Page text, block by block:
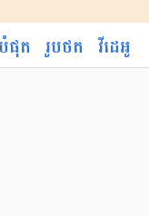
ផុត រូបថត វីដេអូ